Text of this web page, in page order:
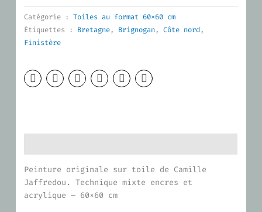
Catégorie :Toiles au format 60x60 cm
Étiquettes : Bretagne, Brignogan,Côte nord,
Finistère
Peinture originale sur toile de Camille
Jaffredou. Technique mixte encres et
acrylique – 60×60 cm